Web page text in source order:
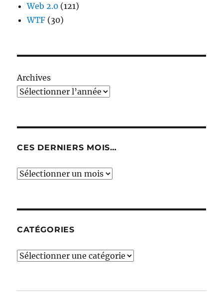
Web 2.0 (121)
WTF (30)
Archives
CES DERNIERS MOIS…
Ces
CATÉGORIES
Catégories